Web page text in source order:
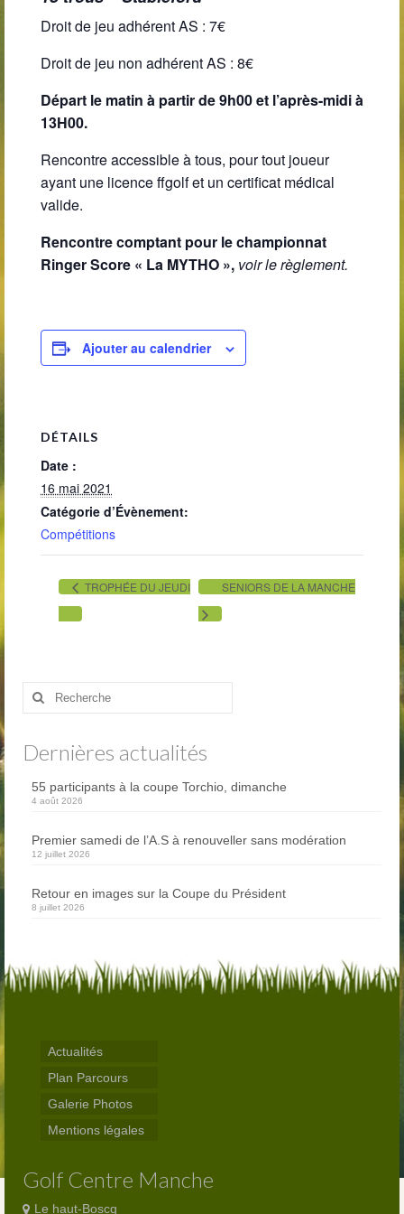
Club-House
Partenaires
Hébergement
Tarifs
Journée
Compétitions
Résultats
Agenda
Comité directeur – Association Golf Centre
Réservations
Abonnés
Droit de jeu adhérent AS : 7€
Droit de jeu non adhérent AS : 8€
Départ le matin à partir de 9h00 et l’après-midi à
13H00.
Rencontre accessible à tous, pour tout joueur
ayant une licence ffgolf et un certificat médical
valide.
Rencontre comptant pour le championnat
Ringer Score « La MYTHO », voir le règlement.
Ajouter au calendrier
DÉTAILS
Date :
16 mai 2021
Catégorie d’Évènement:
Compétitions
TROPHÉE DU JEUDI SENIORS DE LA MANCHE
Rechercher
Dernières actualités
55 participants à la coupe Torchio, dimanche
4 août 2026
Premier samedi de l’A.S à renouveller sans modération
12 juillet 2026
Retour en images sur la Coupe du Président
8 juillet 2026
Actualités
Plan Parcours
Galerie Photos
Mentions légales
Golf Centre Manche
Le haut-Boscq